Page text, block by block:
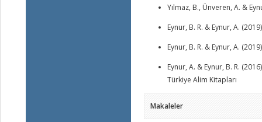
Yılmaz, B., Ünveren, A. &
Eynur, B. R. & Eynur, A.
Eynur, B. R. & Eynur, A.
Eynur, A. & Eynur, B. R.
Türkiye Alim Kitapları
Makaleler